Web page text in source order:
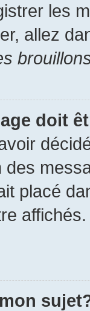
les
allez
doit
des
placé